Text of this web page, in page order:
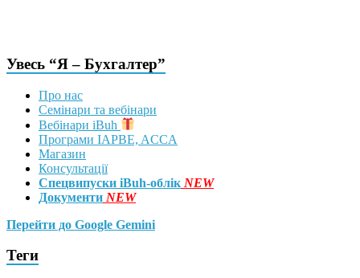
Увесь “Я – Бухгалтер”
Про нас
Семінари та вебінари
Вебінари iBuh
Програми IAPBE, ACCA
Магазин
Консультації
Спецвипуски iBuh-облік NEW
Документи NEW
Перейти до Google Gemini
Теги